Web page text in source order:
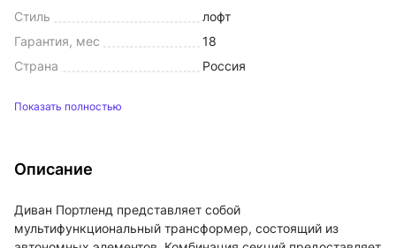
Стиль
лофт
Гарантия, мес
18
Страна
Россия
Показать полностью
Описание
Диван Портленд представляет собой
мультифункциональный трансформер, состоящий из